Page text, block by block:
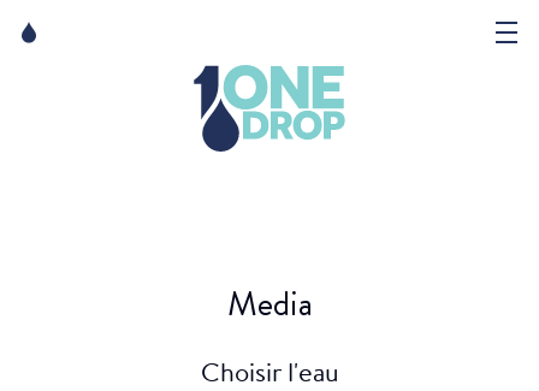
Media
Choisir l'eau
Le pouvoir de l'art | Fondation One Drop